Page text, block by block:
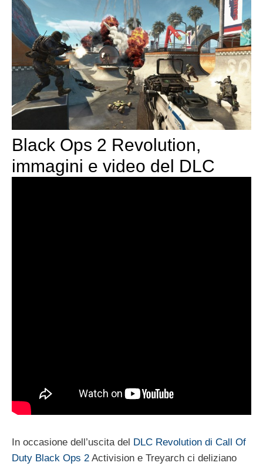
Black Ops 2 Revolution,
immagini e video del DLC
In occasione dell’uscita del DLC Revolution di Call Of
Duty Black Ops 2 Activision e Treyarch ci deliziano